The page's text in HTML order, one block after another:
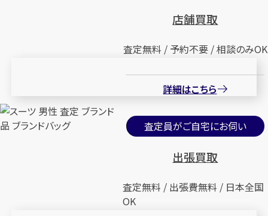
店舗買取
査定無料 / 予約不要 / 相談のみOK
詳細はこちら
査定員がご自宅にお伺い
出張買取
査定無料 / 出張費無料 / 日本全国
OK